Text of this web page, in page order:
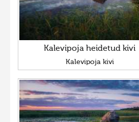
Kalevipoja heidetud kivi
Kalevipoja kivi